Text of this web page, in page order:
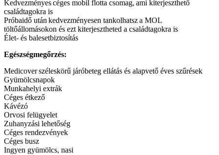
Kedvezményes céges mobil flotta csomag, ami kiterjeszthető
családtagokra is
Próbaidő után kedvezményesen tankolhatsz a MOL
töltőállomásokon és ezt kiterjesztheted a családtagokra is
Élet- és balesetbiztosítás
Egészségmegőrzés:
Medicover széleskörű járóbeteg ellátás és alapvető éves szűrések
Gyümölcsnapok
Munkahelyi extrák
Céges étkező
Kávézó
Orvosi felügyelet
Zuhanyzási lehetőség
Céges rendezvények
Céges busz
Ingyen gyümölcs, nasi